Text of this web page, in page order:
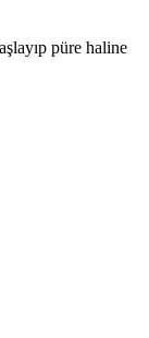
püre haline